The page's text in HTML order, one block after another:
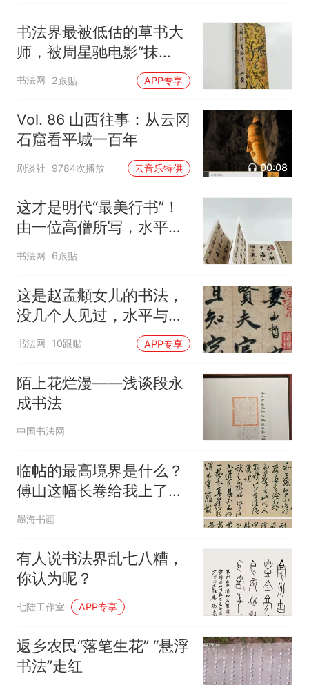
书法界最被低估的草书大
师，被周星驰电影“抹
黑”，真实水平位居明代第
书法网 2跟贴 APP专享
Vol. 86 山西往事：从云冈
石窟看平城一百年
剧谈社 9784次播放 云音乐特供 00:08
这才是明代“最美行书”！
由一位高僧所写，水平盖
过文征明、董其昌
书法网 6跟贴
这是赵孟頫女儿的书法，
没几个人见过，水平与父
亲相差不大！
书法网 10跟贴 APP专享
陌上花烂漫——浅谈段永
成书法
中国书法网
临帖的最高境界是什么？
傅山这幅长卷给我上了一
课：临帖是在写自己
墨海书画
有人说书法界乱七八糟，
你认为呢？
七陆工作室 APP专享
返乡农民“落笔生花” “悬浮
书法”走红